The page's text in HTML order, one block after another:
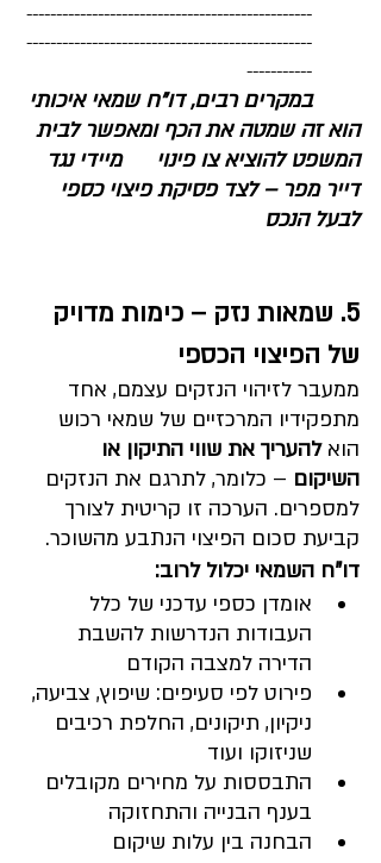
------------------------------------------------
------------------------------------------------
-----------
במקרים רבים, דו"ח שמאי איכותי
הוא זה שמטה את הכף ומאפשר לבית
המשפט להוציא צו פינוי 	מיידי נגד
דייר מפר – לצד פסיקת פיצוי כספי
לבעל הנכס
5. שמאות נזק – כימות מדויק
של הפיצוי הכספי
ממעבר לזיהוי הנזקים עצמם, אחד
מתפקידיו המרכזיים של שמאי רכוש
הוא להעריך את שווי התיקון או
השיקום – כלומר, לתרגם את הנזקים
למספרים. הערכה זו קריטית לצורך
קביעת סכום הפיצוי הנתבע מהשוכר.
דו"ח השמאי יכלול לרוב:
אומדן כספי עדכני של כלל
העבודות הנדרשות להשבת
הדירה למצבה הקודם
פירוט לפי סעיפים: שיפוץ, צביעה,
ניקיון, תיקונים, החלפת רכיבים
שניזוקו ועוד
התבססות על מחירים מקובלים
בענף הבנייה והתחזוקה
הבחנה בין עלות שיקום